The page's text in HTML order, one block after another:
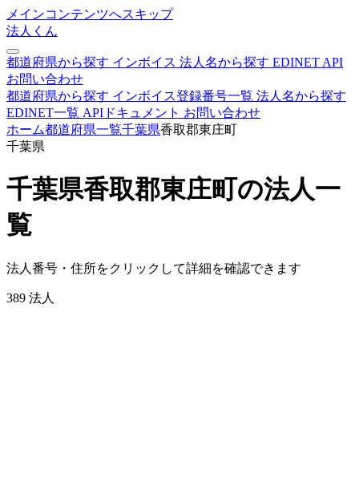
メインコンテンツへスキップ
法人くん
都道府県から探す インボイス 法人名から探す EDINET API
お問い合わせ
都道府県から探す インボイス登録番号一覧 法人名から探す
EDINET一覧 APIドキュメント お問い合わせ
ホーム都道府県一覧千葉県香取郡東庄町
千葉県
千葉県香取郡東庄町の法人一
覧
法人番号・住所をクリックして詳細を確認できます
389 法人